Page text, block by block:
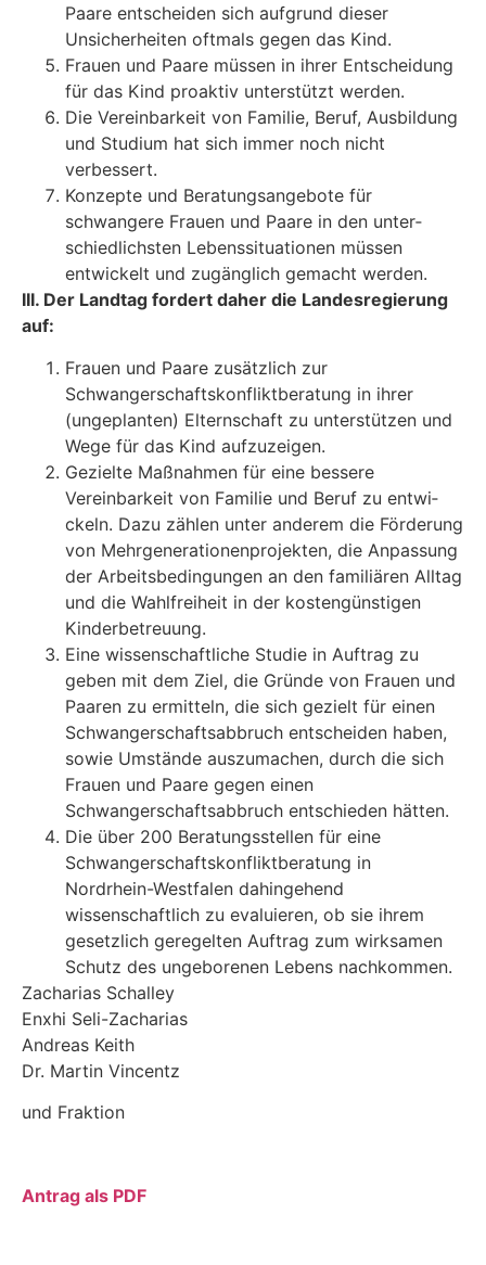
Paare ent­scheiden sich aufgrund dieser
Unsicherheiten oftmals gegen das Kind.
Frauen und Paare müssen in ihrer Entscheidung
für das Kind proaktiv unterstützt wer­den.
Die Vereinbarkeit von Familie, Beruf, Ausbildung
und Studium hat sich immer noch nicht
verbessert.
Konzepte und Beratungsangebote für
schwangere Frauen und Paare in den unter­
schiedlichsten Lebenssituationen müssen
entwickelt und zugänglich gemacht werden.
III. Der Landtag fordert daher die Landesregierung
auf:
Frauen und Paare zusätzlich zur
Schwangerschaftskonfliktberatung in ihrer
(ungeplan­ten) Elternschaft zu unterstützen und
Wege für das Kind aufzuzeigen.
Gezielte Maßnahmen für eine bessere
Vereinbarkeit von Familie und Beruf zu entwi­
ckeln. Dazu zählen unter anderem die Förderung
von Mehrgenerationenprojekten, die Anpassung
der Arbeitsbedingungen an den familiären Alltag
und die Wahlfreiheit in der kostengünstigen
Kinderbetreuung.
Eine wissenschaftliche Studie in Auftrag zu
geben mit dem Ziel, die Gründe von Frauen und
Paaren zu ermitteln, die sich gezielt für einen
Schwangerschaftsabbruch entschei­den haben,
sowie Umstände auszumachen, durch die sich
Frauen und Paare gegen einen
Schwangerschaftsabbruch entschieden hätten.
Die über 200 Beratungsstellen für eine
Schwangerschaftskonfliktberatung in
Nordrhein-Westfalen dahingehend
wissenschaftlich zu evaluieren, ob sie ihrem
gesetzlich geregel­ten Auftrag zum wirksamen
Schutz des ungeborenen Lebens nachkommen.
Zacharias Schalley
Enxhi Seli-Zacharias
Andreas Keith
Dr. Martin Vincentz
und Fraktion
Antrag als PDF